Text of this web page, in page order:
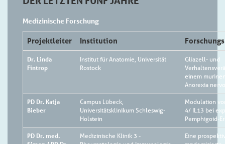
Medizinische Forschung
Projektleiter Institution
Dr. Linda
Fintrop
Institut für Anatomie, Universität
Rostock
Gliazell- und
einem
Anorexia
PD Dr. Katja
Bieber
Campus Lübeck,
Universitätsklinikum Schleswig-
Holstein
Modulation
4/ IL13 bei
Pemphigoid-
PD Dr. med.
Medizinische Klinik 3 -
Eine